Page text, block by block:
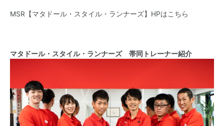
MSR【マタドール・スタイル・ランナーズ】HPはこちら
マタドール・スタイル・ランナーズ 帯同トレーナー紹介